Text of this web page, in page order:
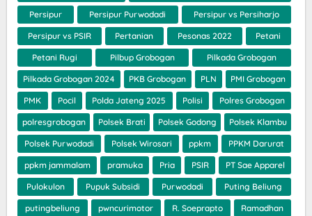
Persipur Persipur Purwodadi Persipur vs Persiharjo
Persipur vs PSIR Pertanian Pesonas 2022 Petani
Petani Rugi Pilbup Grobogan Pilkada Grobogan
Pilkada Grobogan 2024 PKB Grobogan PLN PMI Grobogan
PMK Pocil Polda Jateng 2025 Polisi Polres Grobogan
polresgrobogan Polsek Brati Polsek Godong Polsek Klambu
Polsek Purwodadi Polsek Wirosari ppkm PPKM Darurat
ppkm jammalam pramuka Pria PSIR PT Sae Apparel
Pulokulon Pupuk Subsidi Purwodadi Puting Beliung
putingbeliung pwncurimotor R. Soeprapto Ramadhan